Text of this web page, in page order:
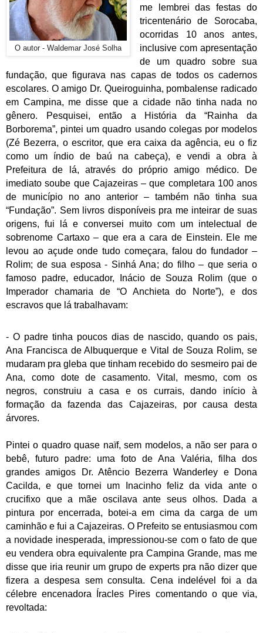
O autor - Waldemar José Solha
me lembrei das festas do
tricentenário de Sorocaba,
ocorridas 10 anos antes,
inclusive com apresentação
de um quadro sobre sua
fundação, que figurava nas capas de todos os cadernos
escolares. O amigo Dr. Queiroguinha, pombalense radicado
em Campina, me disse que a cidade não tinha nada no
gênero. Pesquisei, então a História da “Rainha da
Borborema”, pintei um quadro usando colegas por modelos
(Zé Bezerra, o escritor, que era caixa da agência, eu o fiz
como um índio de baú na cabeça), e vendi a obra à
Prefeitura de lá, através do próprio amigo médico. De
imediato soube que Cajazeiras – que completara 100 anos
de município no ano anterior – também não tinha sua
“Fundação”. Sem livros disponíveis pra me inteirar de suas
origens, fui lá e conversei muito com um intelectual de
sobrenome Cartaxo – que era a cara de Einstein. Ele me
levou ao açude onde tudo começara, falou do fundador –
Rolim; de sua esposa - Sinhá Ana; do filho – que seria o
famoso padre, educador, Inácio de Souza Rolim (que o
Imperador chamaria de “O Anchieta do Norte”), e dos
escravos que lá trabalhavam:
- O padre tinha poucos dias de nascido, quando os pais,
Ana Francisca de Albuquerque e Vital de Souza Rolim, se
mudaram pra gleba que tinham recebido do sesmeiro pai de
Ana, como dote de casamento. Vital, mesmo, com os
negros, construiu a casa e os currais, dando início à
formação da fazenda das Cajazeiras, por causa desta
árvores.
Pintei o quadro quase naïf, sem modelos, a não ser para o
bebê, futuro padre: uma foto de Ana Valéria, filha dos
grandes amigos Dr. Atêncio Bezerra Wanderley e Dona
Cacilda, e que tornei um Inacinho feliz da vida ante o
crucifixo que a mãe oscilava ante seus olhos. Dada a
pintura por encerrada, botei-a em cima da carga de um
caminhão e fui a Cajazeiras. O Prefeito se entusiasmou com
a novidade inesperada, impressionou-se com o fato de que
eu vendera obra equivalente pra Campina Grande, mas me
disse que iria reunir um grupo de experts pra não dizer que
fizera a despesa sem consulta. Cena indelével foi a da
célebre encenadora Íracles Pires comentando o que via,
revoltada: